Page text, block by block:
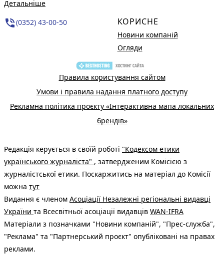
Детальніше
phone_in_talk(0352) 43-00-50 КОРИСНЕ
Новини компаній
Огляди
Правила користування сайтом
Умови і правила надання платного доступу
Рекламна політика проєкту «Інтерактивна мапа локальних
брендів»
Редакція керується в своїй роботі "Кодексом етики
українського журналіста" , затвердженим Комісією з
журналістської етики. Поскаржитись на матеріал до Комісії
можна тут
Видання є членом Асоціації Незалежні регіональні видавці
України та Всесвітньої асоціації видавців WAN-IFRA
Матеріали з позначками "Новини компаній", "Прес-служба",
"Реклама" та "Партнерський проєкт" опубліковані на правах
реклами.